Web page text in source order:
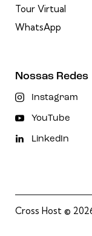
Tour Virtual
WhatsApp
Nossas Redes
Instagram
YouTube
LinkedIn
Cross Host ©